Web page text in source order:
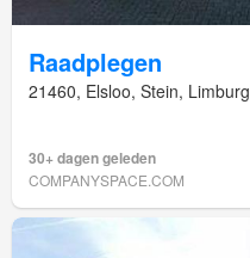
Raadplegen
21460, Elsloo, Stein, Limburg
30+ dagen geleden
COMPANYSPACE.COM